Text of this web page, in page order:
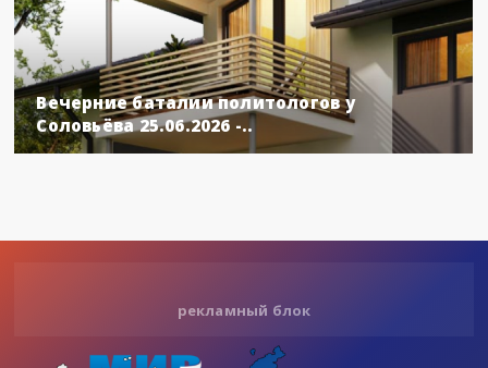
Вечерние баталии политологов у
Соловьёва 25.06.2026 -..
рекламный блок